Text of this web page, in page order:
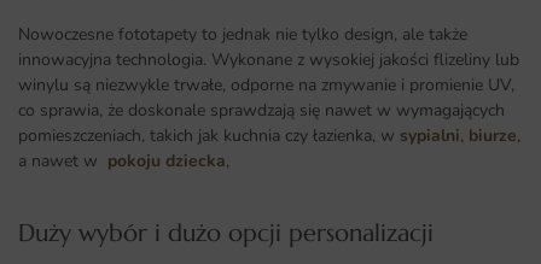
Nowoczesne fototapety to jednak nie tylko design, ale także
innowacyjna technologia. Wykonane z wysokiej jakości flizeliny lub
winylu są niezwykle trwałe, odporne na zmywanie i promienie UV,
co sprawia, że doskonale sprawdzają się nawet w wymagających
pomieszczeniach, takich jak kuchnia czy łazienka, w sypialni, biurze,
a nawet w pokoju dziecka,
Duży wybór i dużo opcji personalizacji ​